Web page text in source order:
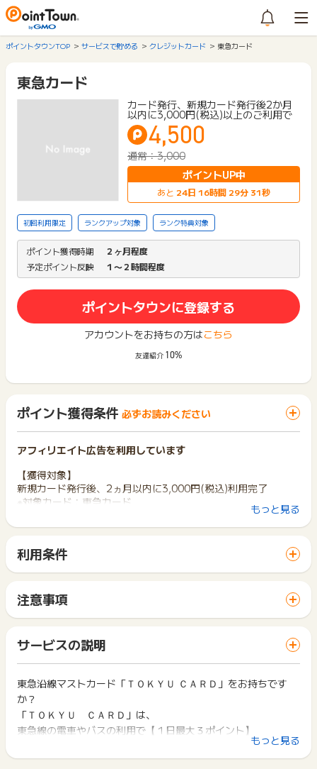
ポイントタウンTOP サービスで貯める クレジットカード 東急カード
東急カード
カード発行、新規カード発行後2か月
以内に3,000円(税込)以上のご利用で
4,500
通常：3,000
ポイントUP中
あと 24日 16時間 29分 30秒
初回利用限定 ランクアップ対象 ランク特典対象
ポイント獲得時期
２ヶ月程度
予定ポイント反映
１〜２時間程度
ポイントタウンに登録する
アカウントをお持ちの方はこちら
友達紹介 10%
ポイント獲得条件 必ずお読みください
アフィリエイト広告を利用しています
【獲得対象】
新規カード発行後、2ヵ月以内に3,000円(税込)利用完了
※対象カード：東急カード
※申込後、60日以内にカードを発行された方のみ対象
【獲得対象外】
※不備・不正・虚偽・重複・いたずら・キャンセル
※同一ユーザーの二回目以降の発券の場合
※その他お申込内容に不備がある場合
ポイントタウンのサポート
までお問い合わせください。ポイントについて、広告主に直接
お問い合わせをした場合、ポイント獲得対象外となる場合がご
もっと見る
利用条件
サイトに移動してからお申し込みやお買い物が完了するまでの
間に、同じブラウザ（※）で他のサイトに移動した場合はポイン
ト獲得ができません。
ス・お買い物利用時で、デバイス・ブラウザが異なる場合はポ
イント獲得ができません。
2回以上同じお買い物・サービスをご利用される場合は、毎回
ポイントタウンに戻り、「 カード発行でポイントGET 」ボタ
ンを押してからご利用ください。
下記の事項に該当する場合、広告主側で対象外とみなし、「獲
注意事項
一部のサービスにつきましては、1商品につき10円単位の金額
は切り捨てとなります。
ポイント獲得が1ポイント未満のものは切り捨てとなり、ポイ
ント履歴には記載されません。
原則として広告主側のポイント等を利用して支払われた金額分
につきましては、ポイントタウンのポイント獲得の対象には含
まれません。
広告主が運営しているサービスの都合もしくは会員様の都合で
商品の交換や一部でもキャンセルされた場合、ポイントが無効
になる可能性もございます。
サービスの説明
東急沿線マストカード「ＴＯＫＹＵ ＣＡＲＤ」をお持ちです
か？
「ＴＯＫＹＵ ＣＡＲＤ」は、
東急線の電車やバスの利用で【１日最大３ポイント】
ＴＯＫＹＵポイントが貯まる東急沿線ユーザーが持つべきカー
もっと見る